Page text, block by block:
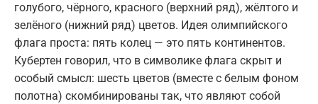
голубого, чёрного, красного (верхний ряд), жёлтого и
зелёного (нижний ряд) цветов. Идея олимпийского
флага проста: пять колец — это пять континентов.
Кубертен говорил, что в символике флага скрыт и
особый смысл: шесть цветов (вместе с белым фоном
полотна) скомбинированы так, что являют собой